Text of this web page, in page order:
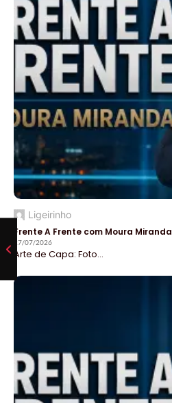
Ligeirinho
Frente A Frente com Moura Miranda
27/07/2026
Arte de Capa: Foto...